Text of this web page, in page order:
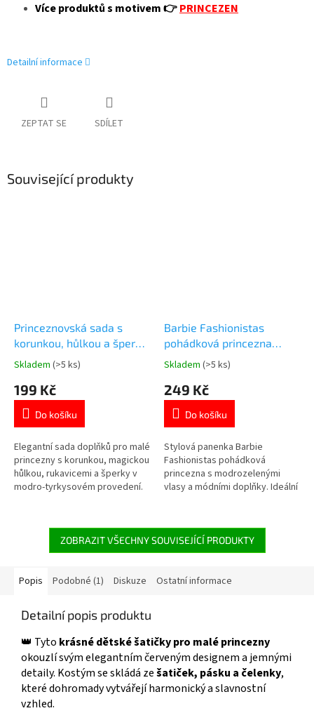
Více produktů s motivem 👉PRINCEZEN
Detailní informace
ZEPTAT SE SDÍLET
Související produkty
Princeznovská sada s
korunkou, hůlkou a šperky
5 ks
Průměrné
produktu
4,6
5
hvězdiček.
Skladem (>5 ks)
199 Kč
Do košíku
Elegantní sada doplňků pro malé
princezny s korunkou, magickou
hůlkou, rukavicemi a šperky v
modro-tyrkysovém provedení.
Barbie Fashionistas
pohádková princezna
panenka modrozelené
Průměrné
produktu
5,0
5
hvězdiček.
Skladem (>5 ks)
249 Kč
Do košíku
Stylová panenka Barbie
Fashionistas pohádková
princezna s modrozelenými
vlasy a módními doplňky. Ideální
motivem 👉 BARBIE
ZOBRAZIT VŠECHNY SOUVISEJÍCÍ PRODUKTY
Popis Podobné (1) Diskuze Ostatní informace
Detailní popis produktu
👑 Tyto krásné dětské šatičky pro malé princezny
okouzlí svým elegantním červeným designem a jemnými
detaily. Kostým se skládá zešatiček, pásku a čelenky,
které dohromady vytvářejí harmonický a slavnostní
vzhled.